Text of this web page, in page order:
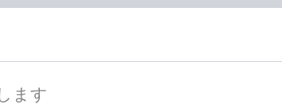
ます